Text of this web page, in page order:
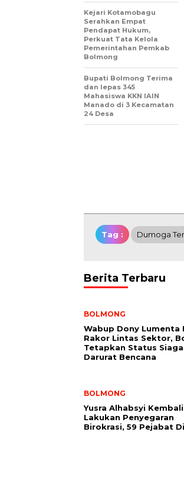
Kejari Kotamobagu
Serahkan Empat
Pendapat Hukum,
Perkuat Tata Kelola
Pemerintahan Pemkab
Bolmong
Bupati Bolmong Terima
dan lepas 345
Mahasiswa KKN IAIN
Manado di 3 Kecamatan
24 Desa
Tag : Dumoga
Berita Terbaru
BOLMONG
Wabup Dony Lumenta
Rakor Lintas Sektor,
Tetapkan Status Siaga
Darurat Bencana
BOLMONG
Yusra Alhabsyi Kembali
Lakukan Penyegaran
Birokrasi, 59 Pejabat